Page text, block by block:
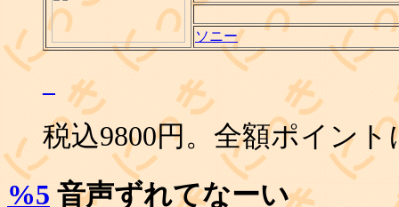
ソニー
税込9800円。全額ポイン
%5 音声ずれてなーい